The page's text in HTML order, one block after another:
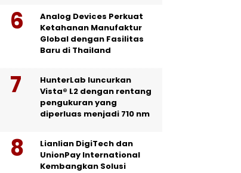
Analog Devices Perkuat
Ketahanan Manufaktur
Global dengan Fasilitas
Baru di Thailand
HunterLab luncurkan
Vista® L2 dengan rentang
pengukuran yang
diperluas menjadi 710 nm
Lianlian DigiTech dan
UnionPay International
Kembangkan Solusi